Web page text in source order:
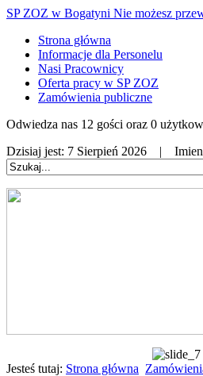
SP ZOZ w Bogatyni Nie możesz
Strona główna
Informacje dla Personelu
Nasi Pracownicy
Oferta pracy w SP ZOZ
Zamówienia publiczne
Odwiedza nas 12 gości oraz 0
Dzisiaj jest: 7 Sierpień 2026 |
Jesteś tutaj: Strona główna